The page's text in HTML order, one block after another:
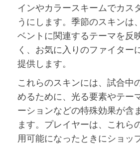
インやカラースキームでカス
うにします。季節のスキンは
ベントに関連するテーマを反
く、お気に入りのファイター
提供します。
これらのスキンには、試合中
めるために、光る要素やテー
ーションなどの特殊効果が含
ます。プレイヤーは、これら
用可能になったときにショッ